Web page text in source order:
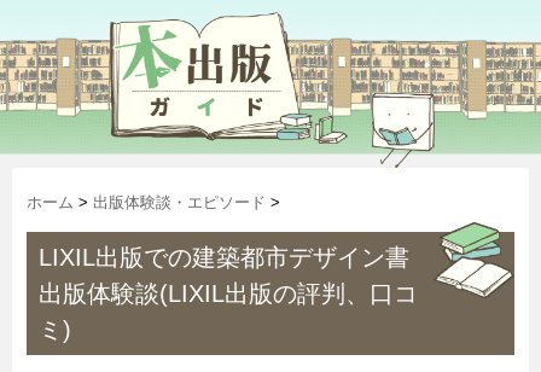
ホーム > 出版体験談・エピソード >
LIXIL出版での建築都市デザイン書
出版体験談(LIXIL出版の評判、口コ
ミ)